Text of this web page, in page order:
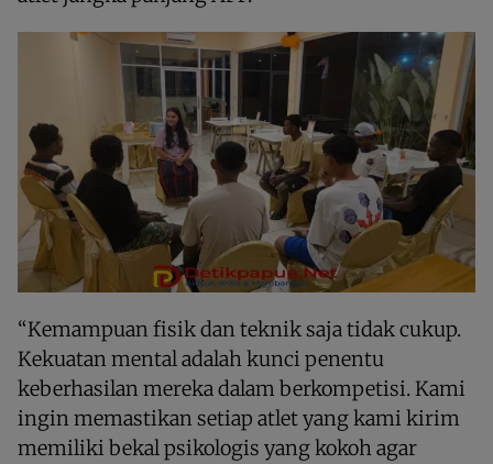
“Kemampuan fisik dan teknik saja tidak cukup.
Kekuatan mental adalah kunci penentu
keberhasilan mereka dalam berkompetisi. Kami
ingin memastikan setiap atlet yang kami kirim
memiliki bekal psikologis yang kokoh agar